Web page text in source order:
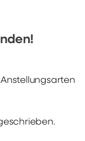
Anstellungsarten